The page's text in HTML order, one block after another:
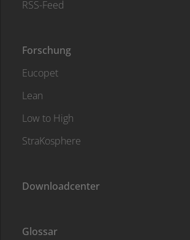
RSS-Feed
Forschung
Eucopet
Lean
Low to High
StraKosphere
Downloadcenter
Glossar